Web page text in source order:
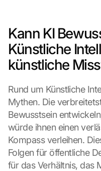
Kann KI
Künstliche
künstliche
Rund um Künstliche
Mythen. Die
Bewusstsein
würde ihnen einen
Kompass verleihen.
Folgen für öffentliche
für das Verhältnis, das